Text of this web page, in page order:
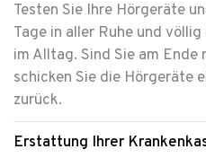
Testen Sie Ihre Hörgeräte
Tage in aller Ruhe und völlig
im Alltag. Sind Sie am Ende
schicken Sie die Hörgeräte
zurück.
Erstattung Ihrer